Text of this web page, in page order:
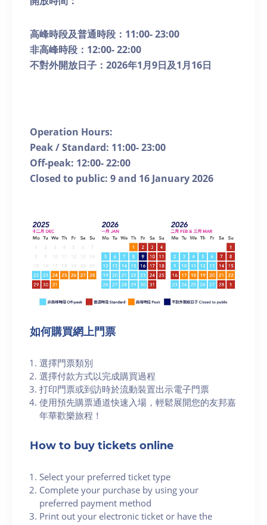
高峰時段及普通時段： 11:00- 23:00
非高峰時段： 12:00- 22:00
不對外開放日子： 2026年1月9日及1月16日
Operation Hours:
Peak / Standard: 11:00- 23:00
Off-peak: 12:00- 22:00
Closed to public: 9 and 16 January 2026
如何購買網上門票
選擇門票類別
選擇付款方式以完成購買過程
打印門票或到訪時於流動裝置出示電子門票
使用預先購票通道快速入場，輕鬆展開您的友邦嘉
年華歡樂旅程！
How to buy tickets online
Select your preferred ticket type
Complete your purchase by using your
preferred payment method
Print out your electronic ticket or have the